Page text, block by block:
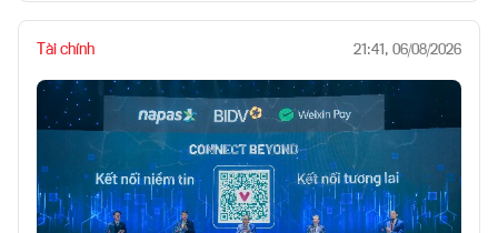
Tài chính 21:41, 06/08/2026